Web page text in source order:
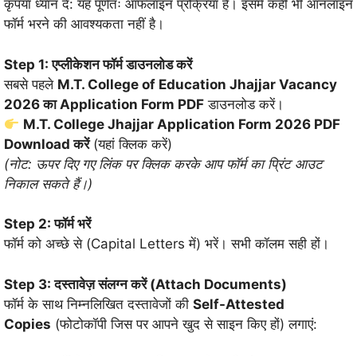
कृपया ध्यान दें: यह पूर्णतः ऑफलाइन प्रक्रिया है। इसमें कहीं भी ऑनलाइन
फॉर्म भरने की आवश्यकता नहीं है।
Step 1: एप्लीकेशन फॉर्म डाउनलोड करें
सबसे पहले M.T. College of Education Jhajjar Vacancy
2026 का Application Form PDF डाउनलोड करें।
M.T. College Jhajjar Application Form 2026 PDF
Download करें(यहां क्लिक करें)
(नोट: ऊपर दिए गए लिंक पर क्लिक करके आप फॉर्म का प्रिंट आउट
निकाल सकते हैं।)
Step 2: फॉर्म भरें
फॉर्म को अच्छे से (Capital Letters में) भरें। सभी कॉलम सही हों।
Step 3: दस्तावेज़ संलग्न करें (Attach Documents)
फॉर्म के साथ निम्नलिखित दस्तावेजों की Self-Attested
Copies (फोटोकॉपी जिस पर आपने खुद से साइन किए हों) लगाएं: